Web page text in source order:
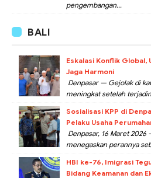
pengembangan...
BALI
Eskalasi Konflik Global,
Jaga Harmoni
Denpasar — Gejolak di
meningkat setelah
Sosialisasi KPP di
Pelaku Usaha
Denpasar, 16 Maret 2026
menegaskan perannya
HBI ke-76, Imigrasi
Bidang Keamanan dan